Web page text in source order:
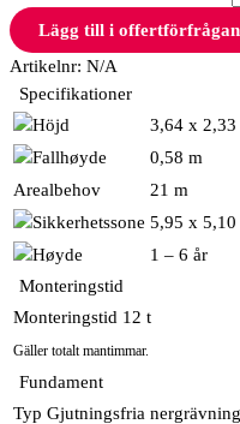
Lägg till i offertförfrågan
Artikelnr: N/A
Specifikationer
3,64 x
0,58 m
Arealbehov
21 m
5,95 x 5,10
1 – 6 år
Monteringstid
Monteringstid 12 t
Gäller totalt mantimmar.
Fundament
Typ Gjutningsfria